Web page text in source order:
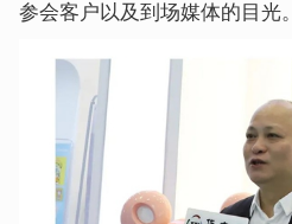
参会客户以及到场媒体的目光。